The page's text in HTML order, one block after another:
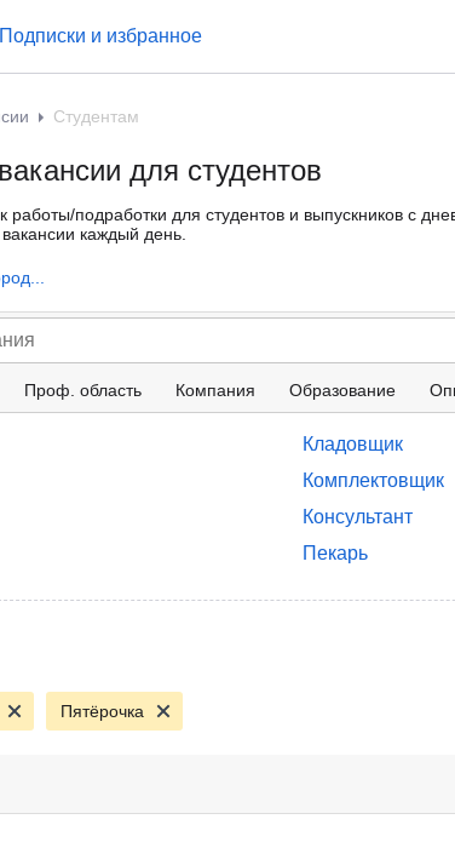
Подписки и избранное
Студентам
для студентов
подработки для студентов и выпускников с
каждый день.
Проф. область Компания Образование
Кладовщик
Комплектовщик
Консультант
Пекарь
Пятёрочка